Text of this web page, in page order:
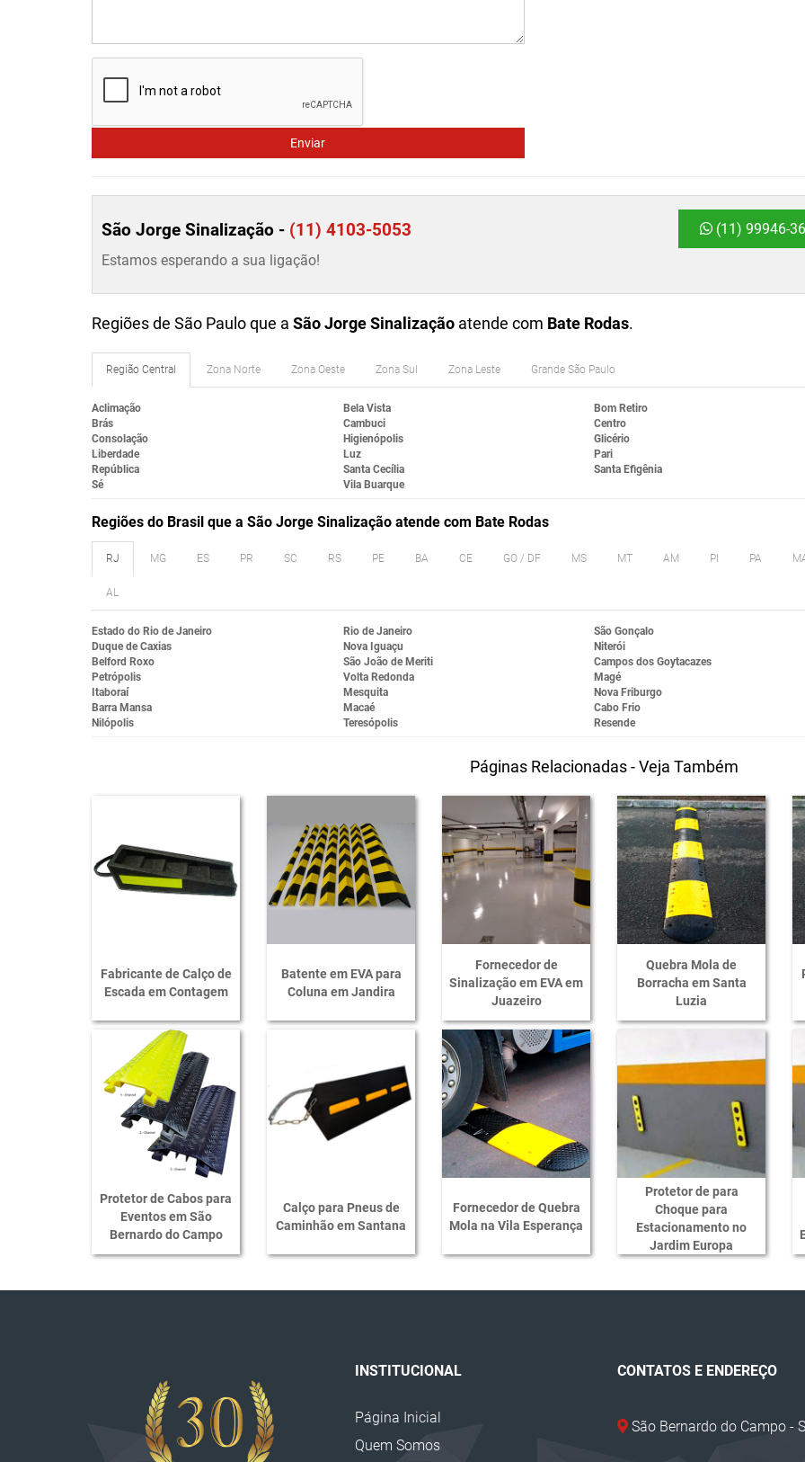
Enviar
São Jorge Sinalização - (11) 4103-5053
Estamos esperando a sua ligação!
(11) 99946-
Regiões de São Paulo que a São Jorge Sinalização atende com Bate Rodas.
Região Central Zona Norte Zona Oeste Zona Sul Zona Leste Grande São Paulo
Aclimação Bela Vista
Bom Retiro
Brás
Cambuci
Centro
Consolação
Higienópolis
Glicério
Liberdade
Luz
Pari
República
Santa Cecília
Santa Efigênia
Sé
Vila Buarque
Regiões do Brasil que a São Jorge Sinalização atende com Bate Rodas
RJ MG ES PR SC RS PE BA CE GO / DF MS MT AM PI PA
AL
Estado do Rio de Janeiro Rio de Janeiro
São Gonçalo
Duque de Caxias
Nova Iguaçu
Niterói
Belford Roxo
São João de Meriti
Campos dos Goytacazes
Petrópolis
Volta Redonda
Magé
Itaboraí
Mesquita
Nova Friburgo
Barra Mansa
Macaé
Cabo Frio
Nilópolis
Teresópolis Resende
Páginas Relacionadas - Veja Também
Fabricante de Calço de
Escada em Contagem
Batente em EVA para
Coluna em Jandira
Fornecedor de
Sinalização em EVA em
Juazeiro
Quebra Mola de
Borracha em Santa
Luzia
Protetor de Cabos para
Eventos em São
Bernardo do Campo
Calço para Pneus de
Caminhão em Santana
Fornecedor de Quebra
Mola na Vila Esperança
Protetor de para
Choque para
Estacionamento no
Jardim Europa
INSTITUCIONAL
Página Inicial
Quem Somos
CONTATOS E ENDEREÇO
São Bernardo do Campo -